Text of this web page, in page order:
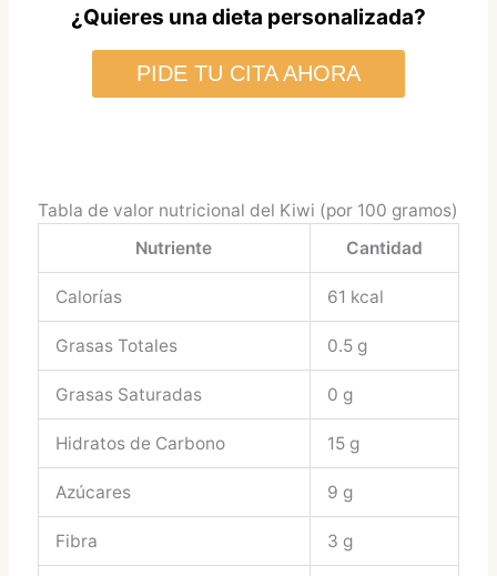
¿Quieres una dieta personalizada?
PIDE TU CITA AHORA
Tabla de valor nutricional del Kiwi (por 100 gramos)
Nutriente
Cantidad
Calorías 61 kcal
Grasas Totales 0.5 g
Grasas Saturadas 0 g
Hidratos de Carbono 15 g
Azúcares 9 g
Fibra 3 g